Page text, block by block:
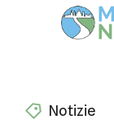
Notizie